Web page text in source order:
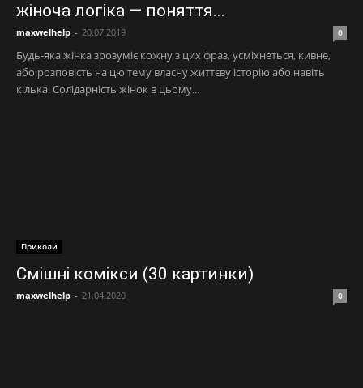
жіноча логіка — поняття...
maxwelhelp - 20.07.2019 0
Будь-яка жінка зрозуміє кожну з цих фраз, усміхнеться, кивне,
або розповість на цю тему власну життєву історію або навіть
кілька. Солідарність жінок в цьому...
Приколи
Смішні комікси (30 картинки)
maxwelhelp - 21.04.2020 0